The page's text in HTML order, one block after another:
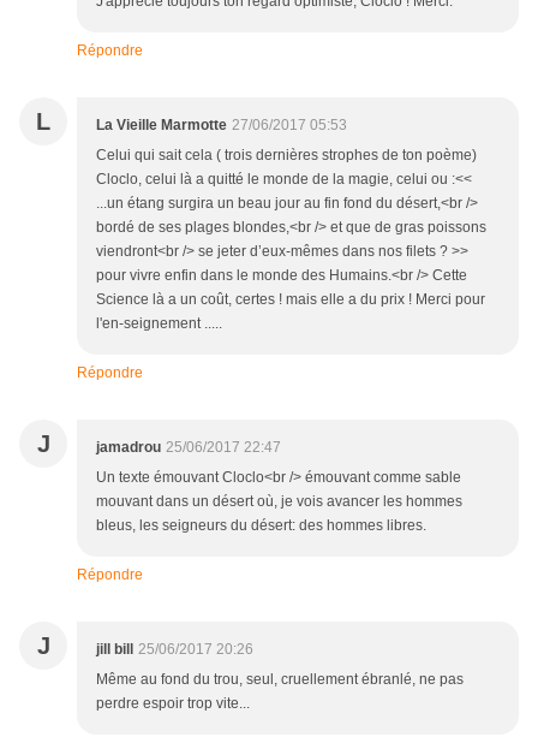
Répondre
L La Vieille Marmotte 27/06/2017 05:53
Celui qui sait cela ( trois dernières strophes de ton poème)
Cloclo, celui là a quitté le monde de la magie, celui ou :<<
...un étang surgira un beau jour au fin fond du désert,<br />
bordé de ses plages blondes,<br /> et que de gras poissons
viendront<br /> se jeter d’eux-mêmes dans nos filets ? >>
pour vivre enfin dans le monde des Humains.<br /> Cette
Science là a un coût, certes ! mais elle a du prix ! Merci pour
l'en-seignement .....
Répondre
J jamadrou 25/06/2017 22:47
Un texte émouvant Cloclo<br /> émouvant comme sable
mouvant dans un désert où, je vois avancer les hommes
bleus, les seigneurs du désert: des hommes libres.
Répondre
J jill bill
25/06/2017 20:26
Même au fond du trou, seul, cruellement ébranlé, ne pas
perdre espoir trop vite...